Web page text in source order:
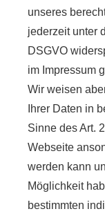
unseres
jederzeit unter
DSGVO
im Impressum
Wir weisen
Ihrer Daten in
Sinne des Art.
Webseite
werden kann
Möglichkeit
bestimmten